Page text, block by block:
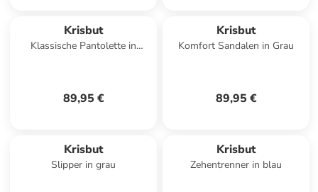
Krisbut
Klassische Pantolette in
89,95 €
Krisbut
Komfort Sandalen in Grau
89,95 €
Krisbut
Slipper in grau
Krisbut
Zehentrenner in blau